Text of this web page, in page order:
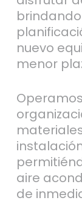
nuevo
menor
aire
de